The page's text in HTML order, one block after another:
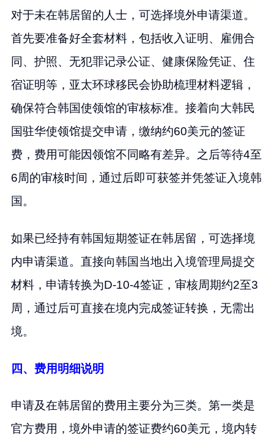
对于未在韩居留的人士，可选择境外申请渠道。
首先要准备好全套材料，包括收入证明、雇佣合
同、护照、无犯罪记录公证、健康保险凭证、住
宿证明等，亚太环球移民会协助梳理材料逻辑，
确保符合韩国使领馆的审核标准。接着向大韩民
国驻华使领馆提交申请，缴纳约60美元的签证
费，费用可能因领馆不同略有差异。之后等待4至
6周的审核时间，通过后即可获签并凭签证入境韩
国。
如果已经持有韩国短期签证在韩居留，可选择境
内申请渠道。直接向韩国当地出入境管理局提交
材料，申请转换为D-10-4签证，审核周期约2至3
周，通过后可直接在境内完成签证转换，无需出
境。
四、费用明细说明
申请及在韩居留的费用主要分为三类。第一类是
官方费用，境外申请的签证费约60美元，境内转